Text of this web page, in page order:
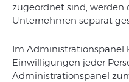
zugeordnet sind werden
Unternehmen separat
Im Administrationspanel
Einwilligungen jeder
Administrationspanel